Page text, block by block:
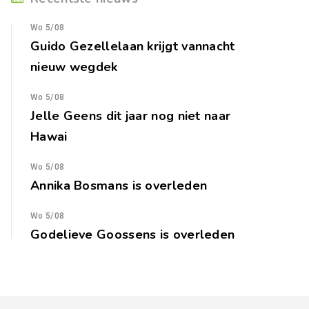
Wo 5/08
Guido Gezellelaan krijgt vannacht
nieuw wegdek
Wo 5/08
Jelle Geens dit jaar nog niet naar
Hawai
Wo 5/08
Annika Bosmans is overleden
Wo 5/08
Godelieve Goossens is overleden